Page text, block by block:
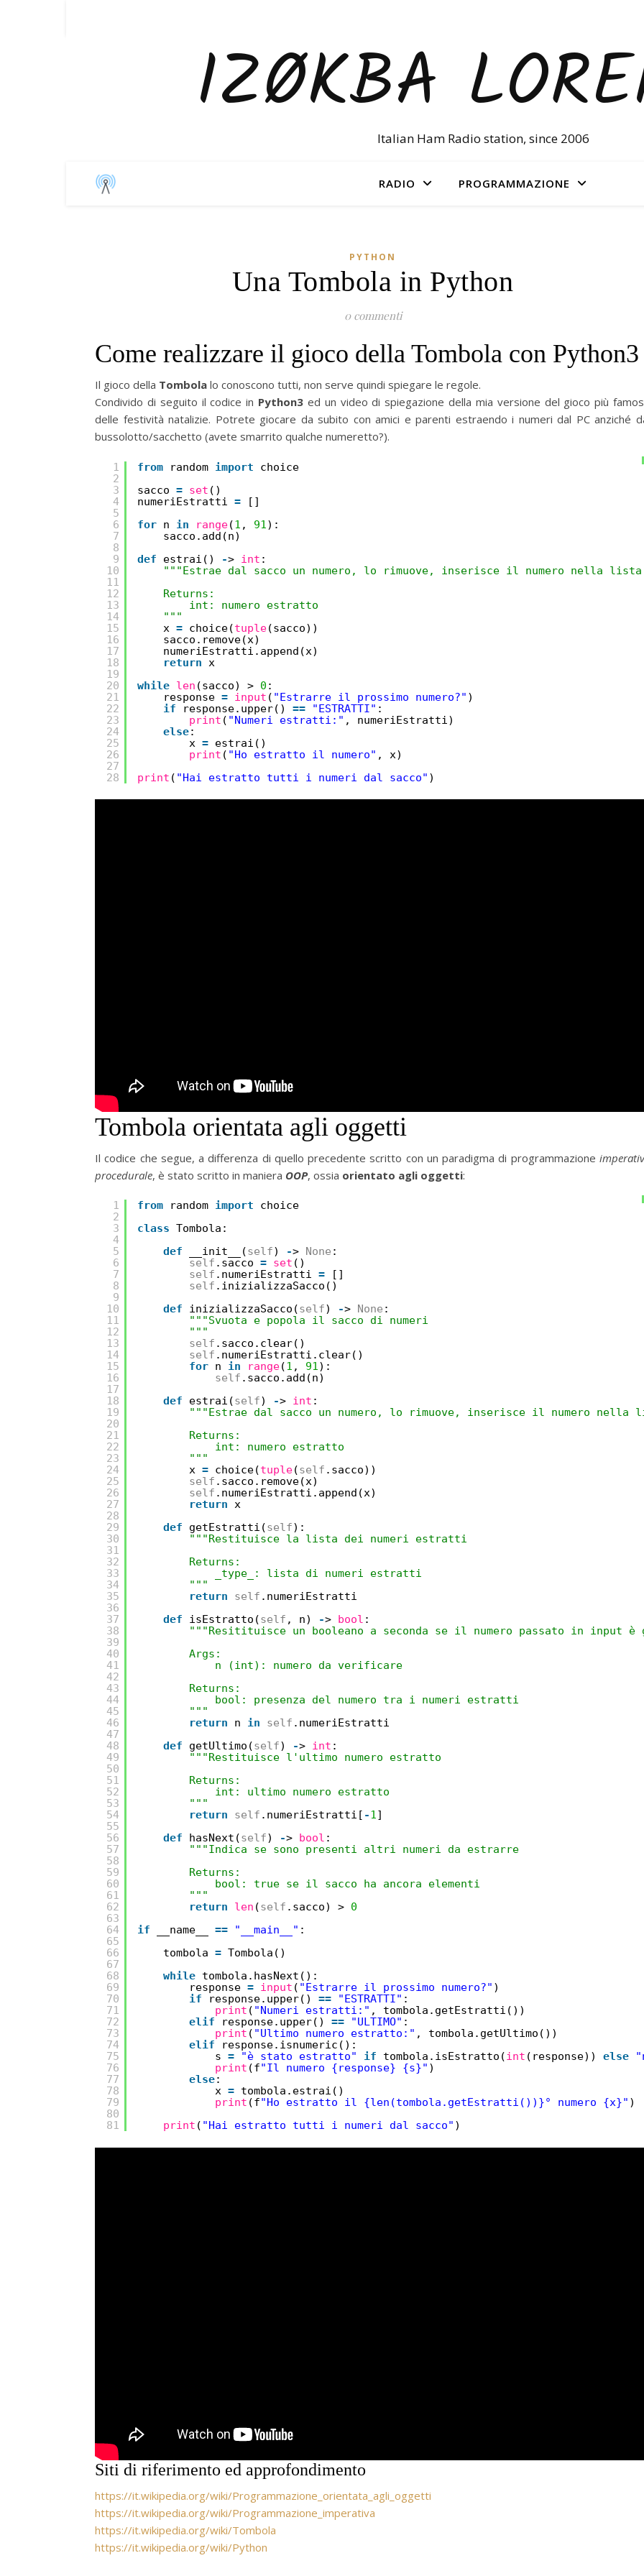
IZØKBAItalian Ham Radio station, since 2006
RADIO PROGRAMMAZIONE
PYTHON
Una Tombola in Python
0 commenti
Come realizzare il gioco della Tombola con Python3
Il gioco della Tombola lo conoscono tutti, non serve quindi spiegare le regole.
Condivido di seguito il codice in Python3 ed un video di spiegazione della mia versione del gioco più
delle festività natalizie. Potrete giocare da subito con amici e parenti estraendo i numeri dal PC anziché
bussolotto/sacchetto (avete smarrito qualche numeretto?).
1
2
3
4
5
6
7
8
9
10
11
12
13
14
15
16
17
18
19
20
21
22
23
24
25
26
27
28
from random import
choice
sacco = set ()
numeriEstratti =
[]
for n in range(1 , 91 ):
sacco.add(n)
def
estrai() -> int :
"""Estrae dal sacco un numero, lo rimuove, inserisce il numero nella
Returns:
int: numero estratto
"""
x = choice(tuple(sacco))
sacco.remove(x)
numeriEstratti.append(x)
return
x
while len (sacco) > 0 :
response = input ( "Estrarre il prossimo numero?" )
if
response.upper() == "ESTRATTI" :
print ( "Numeri estratti:" , numeriEstratti)
else:
x = estrai()
print ( "Ho estratto il numero" , x)
print ( "Hai estratto tutti i numeri dal sacco" )
Tombola orientata agli oggetti
Il codice che segue, a differenza di quello precedente scritto con un paradigma di programmazione
procedurale, è stato scritto in maniera OOP, ossia orientato agli oggetti:
1
2
3
4
5
6
7
8
9
10
11
12
13
14
15
16
17
18
19
20
21
22
23
24
25
26
27
28
29
30
31
32
33
34
35
36
37
38
39
40
41
42
43
44
45
46
47
48
49
50
51
52
53
54
55
56
57
58
59
60
61
62
63
64
65
66
67
68
69
70
71
72
73
74
75
76
77
78
79
80
81
from random import
choice
class Tombola:
def
__init__(self) -> None :
self .sacco = set ()
self .numeriEstratti =
[]
self .inizializzaSacco()
def
inizializzaSacco(self) -> None :
"""Svuota e popola il sacco di numeri
"""
self .sacco.clear()
self .numeriEstratti.clear()
for n in range(1 , 91):
self .sacco.add(n)
def
estrai(self) -> int :
"""Estrae dal sacco un numero, lo rimuove, inserisce il numero
Returns:
int: numero estratto
"""
x = choice(tuple(self .sacco))
self .sacco.remove(x)
self .numeriEstratti.append(x)
return x
def
getEstratti(self):
"""Restituisce la lista dei numeri estratti
Returns:
_type_: lista di numeri estratti
"""
return
self .numeriEstratti
def
isEstratto(self , n) -> bool :
"""Resitituisce un booleano a seconda se il numero passato in input
Args:
n (int): numero da verificare
Returns:
bool: presenza del numero tra i numeri estratti
"""
return
n in self .numeriEstratti
def
getUltimo(self) -> int :
"""Restituisce l'ultimo numero estratto
Returns:
int: ultimo numero estratto
"""
return
self .numeriEstratti[ -1]
def
hasNext(self) -> bool :
"""Indica se sono presenti altri numeri da estrarre
Returns:
bool: true se il sacco ha ancora elementi
"""
return
len (self .sacco) > 0
if
__name__ == "__main__" :
tombola = Tombola()
while tombola.hasNext():
response = input ( "Estrarre il prossimo numero?" )
if
response.upper() == "ESTRATTI" :
print ( "Numeri estratti:" , tombola.getEstratti())
elif
response.upper() == "ULTIMO" :
print ( "Ultimo numero estratto:" , tombola.getUltimo())
elif
response.isnumeric():
s = "è stato estratto" if tombola.isEstratto(int (response)) else
print (f"Il numero {response} {s}" )
else:
x = tombola.estrai()
print (f"Ho estratto il {len(tombola.getEstratti())}° numero {x}" )
print ( "Hai estratto tutti i numeri dal sacco" )
Siti di riferimento ed approfondimento
https://it.wikipedia.org/wiki/Programmazione_orientata_agli_oggetti
https://it.wikipedia.org/wiki/Programmazione_imperativa
https://it.wikipedia.org/wiki/Tombola
https://it.wikipedia.org/wiki/Python